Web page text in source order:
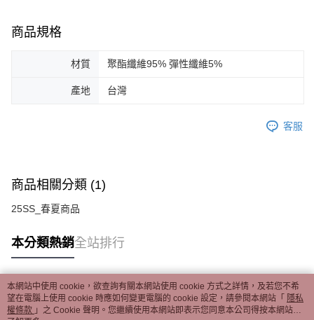
商品規格
材質 聚酯纖維95% 彈性纖維5%
產地 台灣
客服
商品相關分類 (1)
25SS_春夏商品
本分類熱銷全站排行
熱門標籤
本網站中使用 cookie，欲查詢有關本網站使用 cookie 方式之詳情，及若您不希
望在電腦上使用 cookie 時應如何變更電腦的 cookie 設定，請參閱本網站「 隱私
權條款 」之 Cookie 聲明。您繼續使用本網站即表示您同意本公司得按本網站使